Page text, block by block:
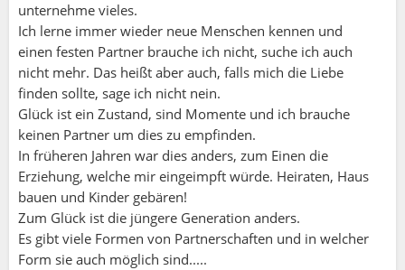
unternehme vieles.
Ich lerne immer wieder neue Menschen kennen und
einen festen Partner brauche ich nicht, suche ich auch
nicht mehr. Das heißt aber auch, falls mich die Liebe
finden sollte, sage ich nicht nein.
Glück ist ein Zustand, sind Momente und ich brauche
keinen Partner um dies zu empfinden.
In früheren Jahren war dies anders, zum Einen die
Erziehung, welche mir eingeimpft würde. Heiraten, Haus
bauen und Kinder gebären!
Zum Glück ist die jüngere Generation anders.
Es gibt viele Formen von Partnerschaften und in welcher
Form sie auch möglich sind.....